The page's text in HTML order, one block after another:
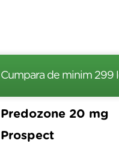
Cumpara de minim 299
Predozone 20 mg
Prospect